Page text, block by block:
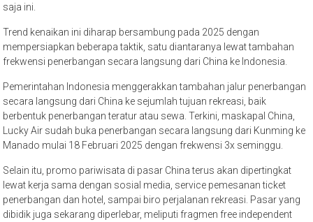
saja ini.
Trend kenaikan ini diharap bersambung pada 2025 dengan
mempersiapkan beberapa taktik, satu diantaranya lewat tambahan
frekwensi penerbangan secara langsung dari China ke Indonesia.
Pemerintahan Indonesia menggerakkan tambahan jalur penerbangan
secara langsung dari China ke sejumlah tujuan rekreasi, baik
berbentuk penerbangan teratur atau sewa. Terkini, maskapal China,
Lucky Air sudah buka penerbangan secara langsung dari Kunming ke
Manado mulai 18 Februari 2025 dengan frekwensi 3x seminggu.
Selain itu, promo pariwisata di pasar China terus akan dipertingkat
lewat kerja sama dengan sosial media, service pemesanan ticket
penerbangan dan hotel, sampai biro perjalanan rekreasi. Pasar yang
dibidik juga sekarang diperlebar, meliputi fragmen free independent